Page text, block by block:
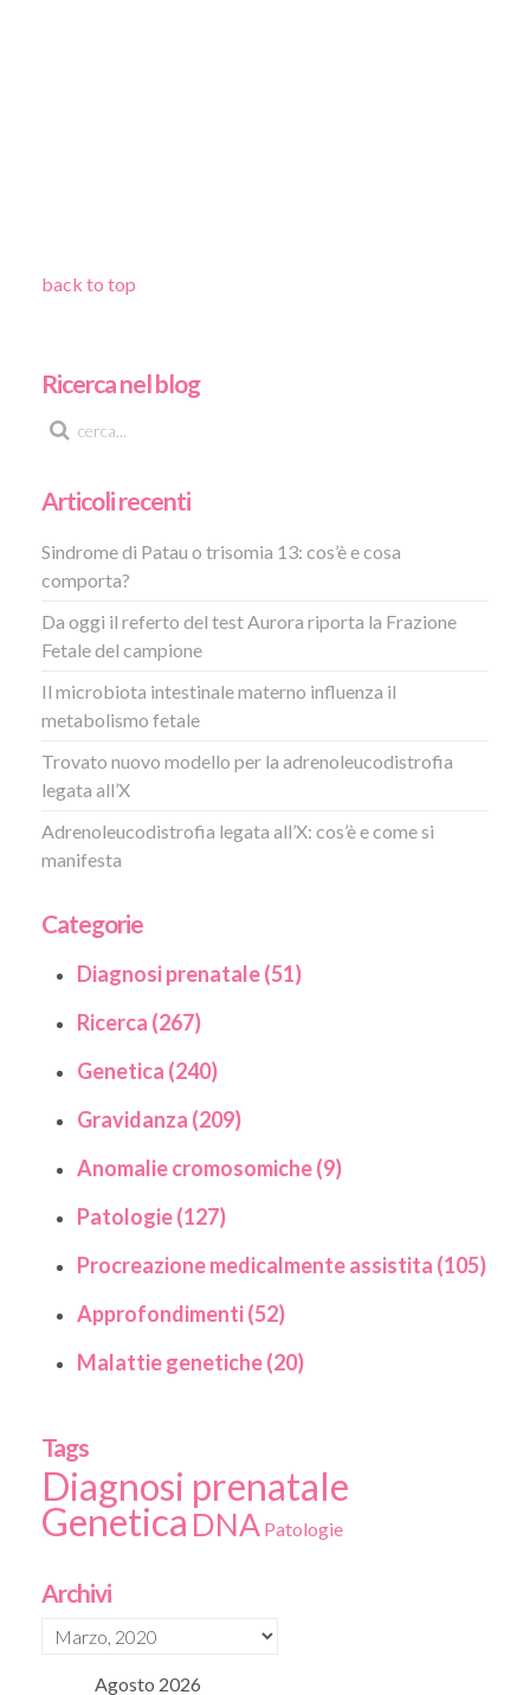
back to top
Ricerca nel blog
Articoli recenti
Sindrome di Patau o trisomia 13: cos’è e cosa
comporta?
Da oggi il referto del test Aurora riporta la Frazione
Fetale del campione
Il microbiota intestinale materno influenza il
metabolismo fetale
Trovato nuovo modello per la adrenoleucodistrofia
legata all’X
Adrenoleucodistrofia legata all’X: cos’è e come si
manifesta
Categorie
Diagnosi prenatale (51)
Ricerca (267)
Genetica (240)
Gravidanza (209)
Anomalie cromosomiche (9)
Patologie (127)
Procreazione medicalmente assistita (105)
Approfondimenti (52)
Malattie genetiche (20)
Tags
Diagnosi prenatale
Genetica DNA Patologie
Archivi
Agosto 2026